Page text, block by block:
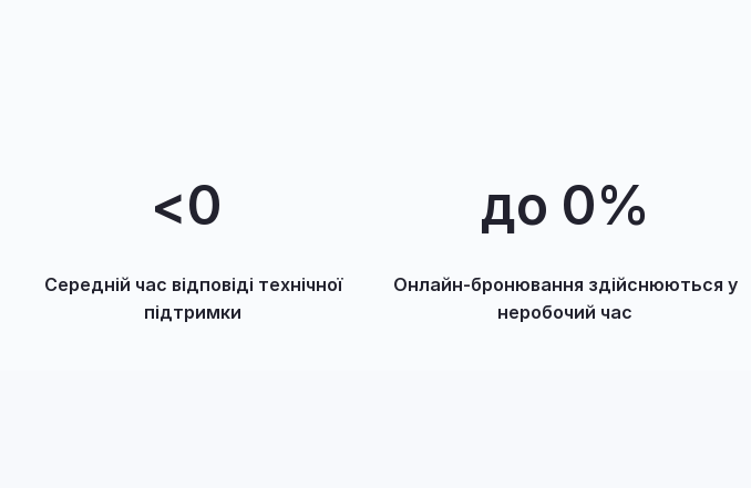
<0
Середній час відповіді технічної
підтримки
до 0%
Онлайн-бронювання здійснюються у
неробочий час